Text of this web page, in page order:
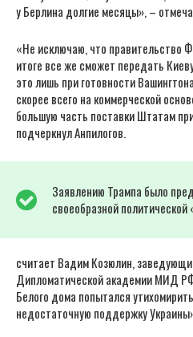
у Берлина долгие месяцы», –
«Не исключаю, что правительство
итоге все же сможет передать
это лишь при готовности
скорее всего на коммерческой
большую часть поставки Штатам
подчеркнул Анпилогов.
Заявлению Трампа было
своеобразной
считает Вадим Козюлин,
Дипломатической академии МИД
Белого дома попытался
недостаточную поддержку